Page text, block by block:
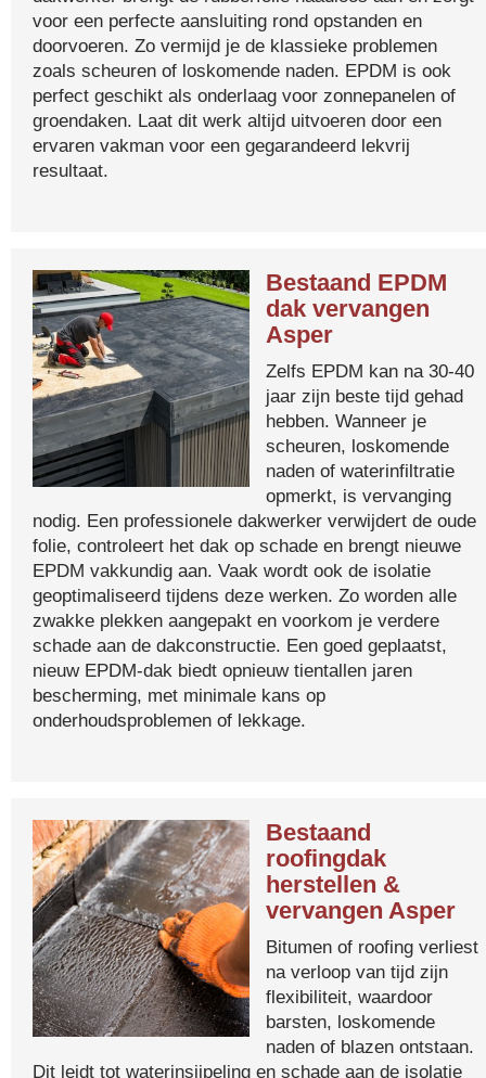
voor een perfecte aansluiting rond opstanden en
doorvoeren. Zo vermijd je de klassieke problemen
zoals scheuren of loskomende naden. EPDM is ook
perfect geschikt als onderlaag voor zonnepanelen of
groendaken. Laat dit werk altijd uitvoeren door een
ervaren vakman voor een gegarandeerd lekvrij
resultaat.
Bestaand EPDM
dak vervangen
Asper
Zelfs EPDM kan na 30-40
jaar zijn beste tijd gehad
hebben. Wanneer je
scheuren, loskomende
naden of waterinfiltratie
opmerkt, is vervanging
nodig. Een professionele dakwerker verwijdert de oude
folie, controleert het dak op schade en brengt nieuwe
EPDM vakkundig aan. Vaak wordt ook de isolatie
geoptimaliseerd tijdens deze werken. Zo worden alle
zwakke plekken aangepakt en voorkom je verdere
schade aan de dakconstructie. Een goed geplaatst,
nieuw EPDM-dak biedt opnieuw tientallen jaren
bescherming, met minimale kans op
onderhoudsproblemen of lekkage.
Bestaand
roofingdak
herstellen &
vervangen Asper
Bitumen of roofing verliest
na verloop van tijd zijn
flexibiliteit, waardoor
barsten, loskomende
naden of blazen ontstaan.
Dit leidt tot waterinsijpeling en schade aan de isolatie